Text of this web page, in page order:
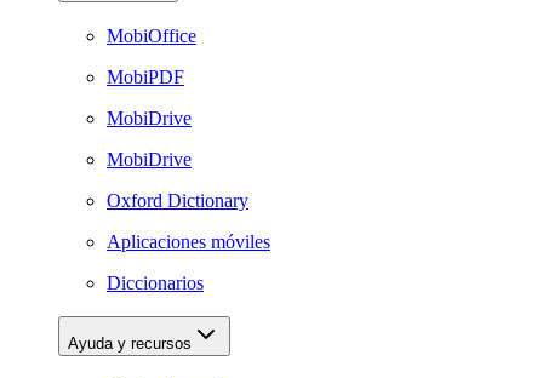
MobiOffice
MobiPDF
MobiDrive
MobiDrive
Oxford Dictionary
Aplicaciones móviles
Diccionarios
Ayuda y recursos